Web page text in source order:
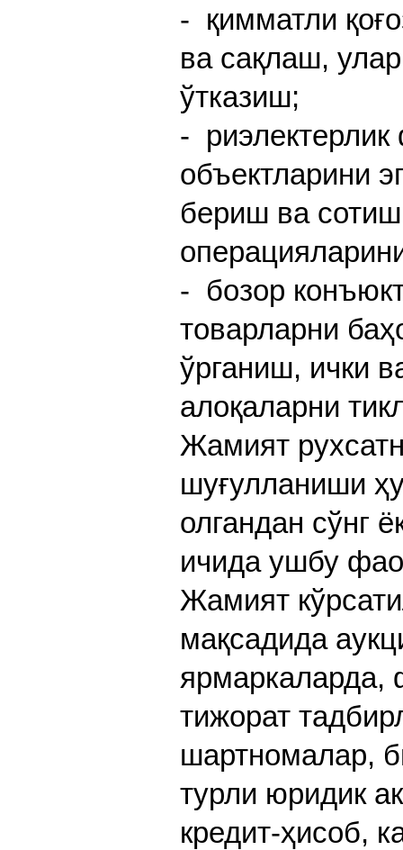
- қимматли
ва сақлаш,
ўтказиш;
-
объектларини
бериш ва
- бозор
товарларни
ўрганиш, ички
алоқаларни
Жамият
шуғулланиши
олгандан сўнг
ичида ушбу
Жамият
мақсадида
ярмаркаларда,
тижорат
шартномалар,
турли юридик
кредит-ҳисоб,